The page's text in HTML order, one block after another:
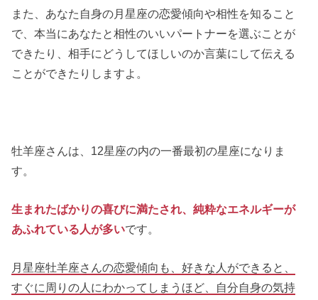
また、あなた自身の月星座の恋愛傾向や相性を知ること
で、本当にあなたと相性のいいパートナーを選ぶことが
できたり、相手にどうしてほしいのか言葉にして伝える
ことができたりしますよ。
牡羊座さんは、12星座の内の一番最初の星座になりま
す。
生まれたばかりの喜びに満たされ、純粋なエネルギーが
あふれている人が多いです。
月星座牡羊座さんの恋愛傾向も、好きな人ができると、
すぐに周りの人にわかってしまうほど、自分自身の気持